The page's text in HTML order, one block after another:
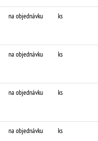
na objednávku ks
na objednávku ks
na objednávku ks
na objednávku ks